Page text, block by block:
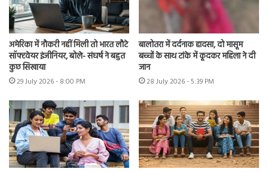
अमेरिका में नौकरी नहीं मिली तो भारत लौटे
सॉफ्टवेयर इंजीनियर, बोले- संघर्ष ने बहुत
कुछ सिखाया
29 July 2026 - 8:00 PM
बालोतरा में दर्दनाक हादसा, दो मासूम
बच्चों के साथ टांके में कूदकर महिला ने दी
जान
28 July 2026 - 5:39 PM